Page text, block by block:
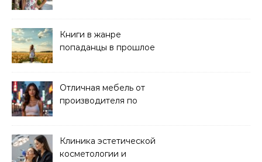
Книги в жанре
попаданцы в прошлое
Отличная мебель от
производителя по
Клиника эстетической
косметологии и